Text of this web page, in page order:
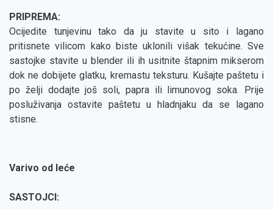
PRIPREMA:
Ocijedite tunjevinu tako da ju stavite u sito i lagano
pritisnete vilicom kako biste uklonili višak tekućine. Sve
sastojke stavite u blender ili ih usitnite štapnim mikserom
dok ne dobijete glatku, kremastu teksturu. Kušajte paštetu i
po želji dodajte još soli, papra ili limunovog soka. Prije
posluživanja ostavite paštetu u hladnjaku da se lagano
stisne.
Varivo od leće
SASTOJCI: